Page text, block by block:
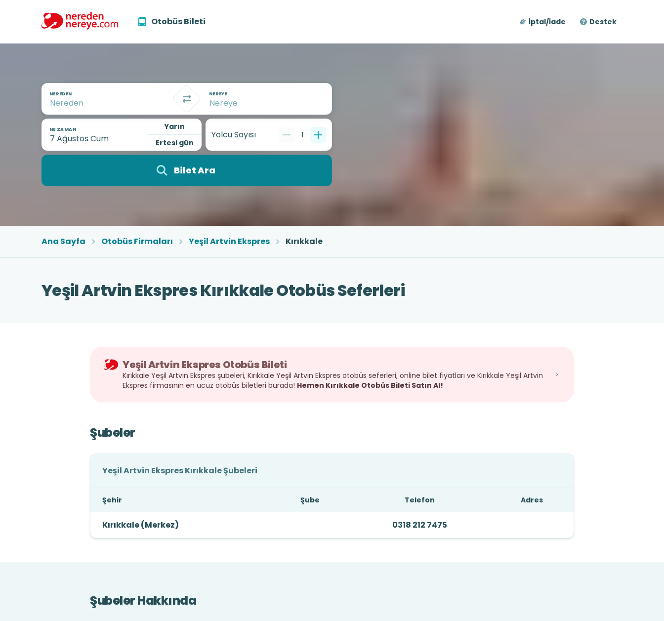
Otobüs Bileti İptal/İade Destek
NEREDEN NEREYE
NE ZAMAN
Yarın
Ertesi gün
Yolcu Sayısı 1
Bilet Ara
Ana Sayfa Otobüs Firmaları Yeşil Artvin Ekspres Kırıkkale
Yeşil Artvin Ekspres Kırıkkale Otobüs Seferleri
Yeşil Artvin Ekspres Otobüs Bileti
Kırıkkale Yeşil Artvin Ekspres şubeleri, Kırıkkale Yeşil Artvin Ekspres otobüs seferleri, online bilet fiyatları ve Kırıkkale Yeşil Artvin
Ekspres firmasının en ucuz otobüs biletleri burada! Hemen Kırıkkale Otobüs Bileti Satın Al!
Şubeler
Yeşil Artvin Ekspres Kırıkkale Şubeleri
Şehir Şube Telefon Adres
Kırıkkale (Merkez) 0318 212 7475
Şubeler Hakkında